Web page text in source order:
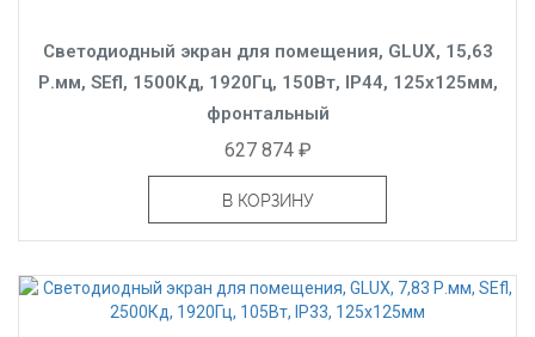
Светодиодный экран для помещения, GLUX, 15,63
Р.мм, SEfl, 1500Кд, 1920Гц, 150Вт, IP44, 125x125мм,
фронтальный
627 874 ₽
В КОРЗИНУ